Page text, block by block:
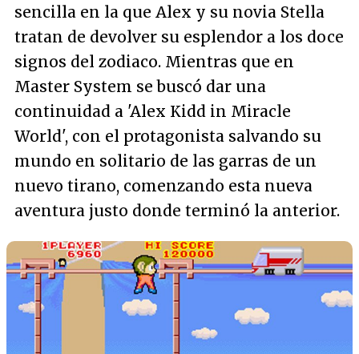
sencilla en la que Alex y su novia Stella
tratan de devolver su esplendor a los doce
signos del zodiaco. Mientras que en
Master System se buscó dar una
continuidad a 'Alex Kidd in Miracle
World', con el protagonista salvando su
mundo en solitario de las garras de un
nuevo tirano, comenzando esta nueva
aventura justo donde terminó la anterior.